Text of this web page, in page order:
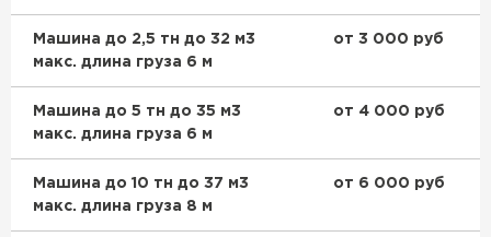
Машина до 2,5 тн до 32 м3
макс. длина груза 6 м
от 3 000 руб
Машина до 5 тн до 35 м3
макс. длина груза 6 м
от 4 000 руб
Машина до 10 тн до 37 м3
макс. длина груза 8 м
от 6 000 руб